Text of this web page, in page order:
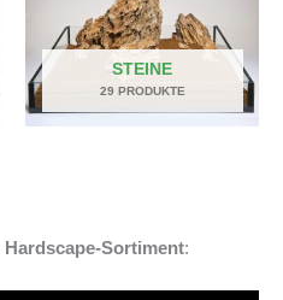
STEINE
29 PRODUKTE
Hardscape-Sortiment: